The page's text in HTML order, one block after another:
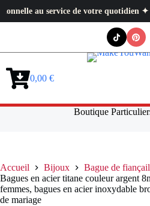
service de votre quotidien ✦
Panier0,00 €
Boutique
Accueil Bijoux
Bague de
Bagues en acier titane couleur argent
femmes, bagues en acier inoxydable
de mariage